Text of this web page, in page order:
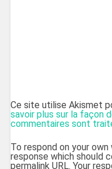
Ce site utilise Akismet
savoir plus sur la façon
commentaires sont
To respond on your
response which should
permalink URL. Your